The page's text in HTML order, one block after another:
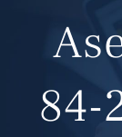
84-